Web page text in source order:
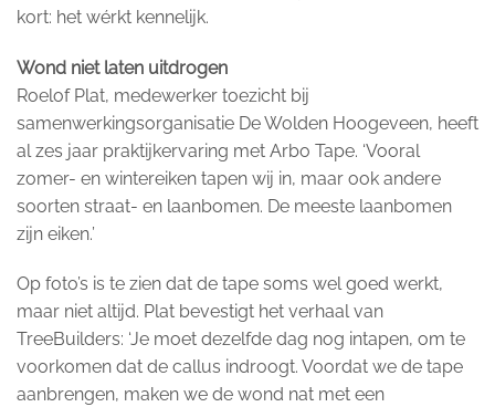
kort: het wérkt kennelijk.
Wond niet laten uitdrogen
Roelof Plat, medewerker toezicht bij
samenwerkingsorganisatie De Wolden Hoogeveen, heeft
al zes jaar praktijkervaring met Arbo Tape. ‘Vooral
zomer- en wintereiken tapen wij in, maar ook andere
soorten straat- en laanbomen. De meeste laanbomen
zijn eiken.’
Op foto’s is te zien dat de tape soms wel goed werkt,
maar niet altijd. Plat bevestigt het verhaal van
TreeBuilders: ‘Je moet dezelfde dag nog intapen, om te
voorkomen dat de callus indroogt. Voordat we de tape
aanbrengen, maken we de wond nat met een